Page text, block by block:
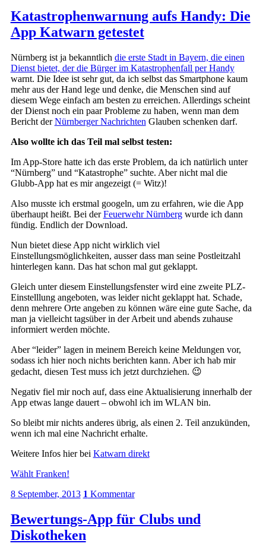
Katastrophenwarnung aufs Handy: Die
App Katwarn getestet
Nürnberg ist ja bekanntlich die erste Stadt in Bayern, die einen
Dienst bietet, der die Bürger im Katastrophenfall per Handy
warnt. Die Idee ist sehr gut, da ich selbst das Smartphone kaum
mehr aus der Hand lege und denke, die Menschen sind auf
diesem Wege einfach am besten zu erreichen. Allerdings scheint
der Dienst noch ein paar Probleme zu haben, wenn man dem
Bericht derNürnberger Nachrichten Glauben schenken darf.
Also wollte ich das Teil mal selbst testen:
Im App-Store hatte ich das erste Problem, da ich natürlich unter
“Nürnberg” und “Katastrophe” suchte. Aber nicht mal die
Glubb-App hat es mir angezeigt (= Witz)!
Also musste ich erstmal googeln, um zu erfahren, wie die App
überhaupt heißt. Bei derFeuerwehr Nürnbergwurde ich dann
fündig. Endlich der Download.
Nun bietet diese App nicht wirklich viel
Einstellungsmöglichkeiten, ausser dass man seine Postleitzahl
hinterlegen kann. Das hat schon mal gut geklappt.
Gleich unter diesem Einstellungsfenster wird eine zweite PLZ-
Einstelllung angeboten, was leider nicht geklappt hat. Schade,
denn mehrere Orte angeben zu können wäre eine gute Sache, da
man ja vielleicht tagsüber in der Arbeit und abends zuhause
informiert werden möchte.
Aber “leider” lagen in meinem Bereich keine Meldungen vor,
sodass ich hier noch nichts berichten kann. Aber ich hab mir
gedacht, diesen Test muss ich jetzt durchziehen. 😉
Negativ fiel mir noch auf, dass eine Aktualisierung innerhalb der
App etwas lange dauert – obwohl ich im WLAN bin.
So bleibt mir nichts anderes übrig, als einen 2. Teil anzukünden,
wenn ich mal eine Nachricht erhalte.
Weitere Infos hier bei Katwarn direkt
Wählt Franken!
8 September, 2013 1 Kommentar
Bewertungs-App für Clubs und
Diskotheken